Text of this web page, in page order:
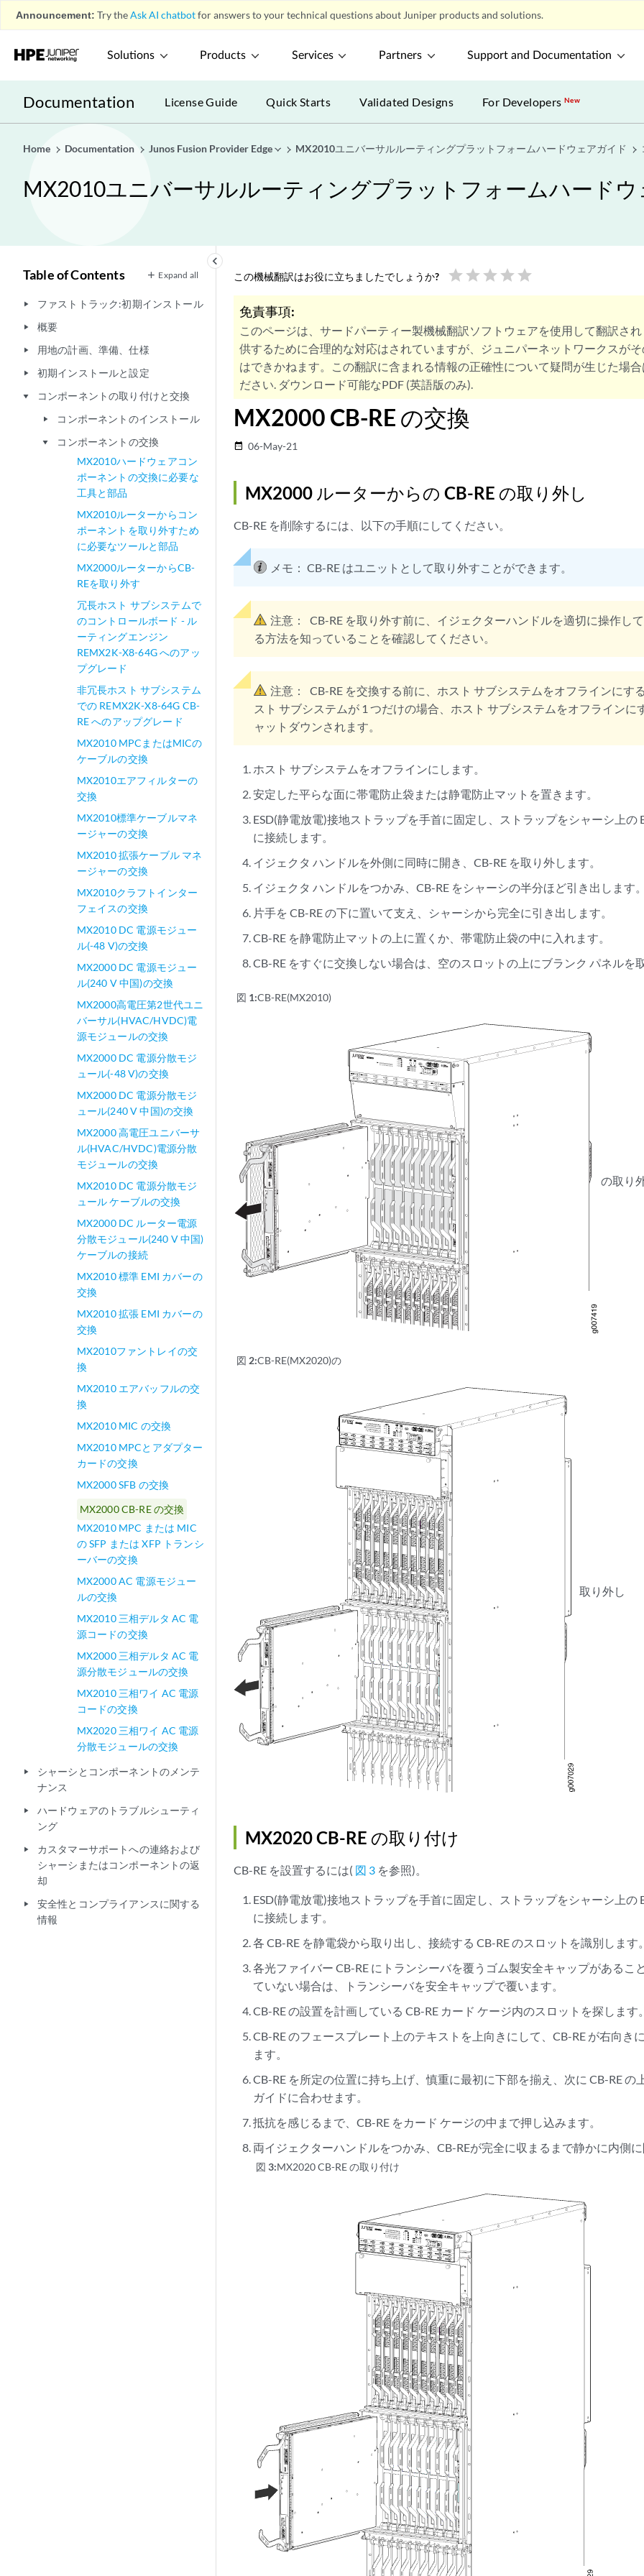
Announcement: Try theAsk AI chatbotfor answers to your technical questions about Juniper products and solutions.
Solutions Products Services Partners Support and Documentation
Documentation License Guide Quick Starts Validated Designs For DevelopersNew
Home Documentation Junos Fusion Provider Edge MX2010ユニバーサルルーティングプラットフォームハードウェアガイド
MX2010ユニバーサルルーティングプラットフォームハード
keyboard_arrow_left
Table of Contents Expand all
play_arrow ファストトラック:初期インストール
play_arrow 概要
play_arrow 用地の計画、準備、仕様
play_arrow 初期インストールと設定
play_arrow コンポーネントの取り付けと交換
play_arrow コンポーネントのインストール
play_arrow
コンポーネントの交換
MX2010ハードウェアコン
ポーネントの交換に必要な
工具と部品
MX2010ルーターからコン
ポーネントを取り外すため
に必要なツールと部品
MX2000ルーターからCB-
REを取り外す
冗長ホスト サブシステムで
のコントロールボード - ル
ーティングエンジン
REMX2K-X8-64G へのアッ
プグレード
非冗長ホスト サブシステム
での REMX2K-X8-64G CB-
RE へのアップグレード
MX2010 MPCまたはMICの
ケーブルの交換
MX2010エアフィルターの
交換
MX2010標準ケーブルマネ
ージャーの交換
MX2010 拡張ケーブル マネ
ージャーの交換
MX2010クラフトインター
フェイスの交換
MX2010 DC 電源モジュー
ル(-48 V)の交換
MX2000 DC 電源モジュー
ル(240 V 中国)の交換
MX2000高電圧第2世代ユニ
バーサル(HVAC/HVDC)電
源モジュールの交換
MX2000 DC 電源分散モジ
ュール(-48 V)の交換
MX2000 DC 電源分散モジ
ュール(240 V 中国)の交換
MX2000 高電圧ユニバーサ
ル(HVAC/HVDC)電源分散
モジュールの交換
MX2010 DC 電源分散モジ
ュール ケーブルの交換
MX2000 DC ルーター電源
分散モジュール(240 V 中国)
ケーブルの接続
MX2010 標準 EMI カバーの
交換
MX2010 拡張 EMI カバーの
交換
MX2010ファントレイの交
換
MX2010 エアバッフルの交
換
MX2010 MIC の交換
MX2010 MPCとアダプター
カードの交換
MX2000 SFB の交換
MX2000 CB-RE の交換
MX2010 MPC または MIC
の SFP または XFP トランシ
ーバーの交換
MX2000 AC 電源モジュー
ルの交換
MX2010 三相デルタ AC 電
源コードの交換
MX2000 三相デルタ AC 電
源分散モジュールの交換
MX2010 三相ワイ AC 電源
コードの交換
MX2020 三相ワイ AC 電源
分散モジュールの交換
play_arrow
シャーシとコンポーネントのメンテ
ナンス
play_arrow
ハードウェアのトラブルシューティ
ング
play_arrow
カスタマーサポートへの連絡および
シャーシまたはコンポーネントの返
却
play_arrow
安全性とコンプライアンスに関する
情報
この機械翻訳はお役に立ちましたでしょうか? star star star star star
免責事項:
このページは、サードパーティー製機械翻訳ソフトウェアを使用して翻訳さ
供するために合理的な対応はされていますが、ジュニパーネットワークスが
はできかねます。この翻訳に含まれる情報の正確性について疑問が生じた場
ださい. ダウンロード可能なPDF (英語版のみ).
MX2000 CB-RE の交換
date_range 06-May-21
MX2000 ルーターからの CB-RE の取り外し
CB-RE を削除するには、以下の手順にしてください。
メモ： CB-RE はユニットとして取り外すことができます。
注意：
CB-RE を取り外す前に、イジェクターハンドルを適切に操作し
る方法を知っていることを確認してください。
注意：
CB-RE を交換する前に、ホスト サブシステムをオフラインにす
スト サブシステムが 1 つだけの場合、ホスト サブシステムをオフラインに
ャットダウンされます。
ホスト サブシステムをオフラインにします。
安定した平らな面に帯電防止袋または静電防止マットを置きます。
ESD(静電放電)接地ストラップを手首に固定し、ストラップをシャーシ上の
に接続します。
イジェクタ ハンドルを外側に同時に開き、CB-RE を取り外します。
イジェクタ ハンドルをつかみ、CB-RE をシャーシの半分ほど引き出します
片手を CB-RE の下に置いて支え、シャーシから完全に引き出します。
CB-RE を静電防止マットの上に置くか、帯電防止袋の中に入れます。
CB-RE をすぐに交換しない場合は、空のスロットの上にブランク パネルを
図 1:CB-RE(MX2010)
の取り
図 2:CB-RE(MX2020)の
取り外し
MX2020 CB-RE の取り付け
CB-RE を設置するには( 図 3 を参照)。
ESD(静電放電)接地ストラップを手首に固定し、ストラップをシャーシ上の
に接続します。
各 CB-RE を静電袋から取り出し、接続する CB-RE のスロットを識別します
各光ファイバー CB-RE にトランシーバを覆うゴム製安全キャップがあるこ
ていない場合は、トランシーバを安全キャップで覆います。
CB-RE の設置を計画している CB-RE カード ケージ内のスロットを探します
CB-RE のフェースプレート上のテキストを上向きにして、CB-RE が右向き
ます。
CB-RE を所定の位置に持ち上げ、慎重に最初に下部を揃え、次に CB-RE の
ガイドに合わせます。
抵抗を感じるまで、CB-RE をカード ケージの中まで押し込みます。
両イジェクターハンドルをつかみ、CB-REが完全に収まるまで静かに内側
図 3:MX2020 CB-RE の取り付け